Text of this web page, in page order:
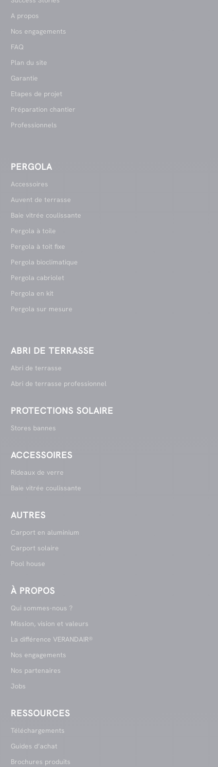
A propos
Nos engagements
FAQ
Plan du site
Garantie
Etapes de projet
Préparation chantier
Professionnels
PERGOLA
Accessoires
Auvent de terrasse
Baie vitrée coulissante
Pergola à toile
Pergola à toit fixe
Pergola bioclimatique
Pergola cabriolet
Pergola en kit
Pergola sur mesure
ABRI DE TERRASSE
Abri de terrasse
Abri de terrasse professionnel
PROTECTIONS SOLAIRE
Stores bannes
ACCESSOIRES
Rideaux de verre
Baie vitrée coulissante
AUTRES
Carport en aluminium
Carport solaire
Pool house
À PROPOS
Qui sommes-nous ?
Mission, vision et valeurs
La différence VERANDAIR®
Nos engagements
Nos partenaires
Jobs
RESSOURCES
Téléchargements
Guides d’achat
Brochures produits